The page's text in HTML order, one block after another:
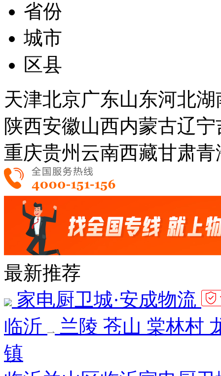
省份
城市
区县
天津北京广东山东河北湖
陕西安徽山西内蒙古辽宁
重庆贵州 云南西藏甘肃青
最新推荐
家电厨卫城·安成物流
临沂
兰陵 苍山 棠林村
镇